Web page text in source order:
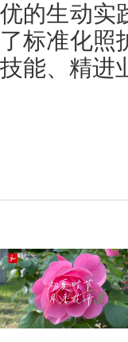
优的生动实
了标准化照
技能、精进